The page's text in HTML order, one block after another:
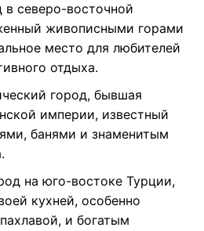
в северо-восточной
живописными горами
место для любителей
отдыха.
город, бывшая
империи, известный
банями и знаменитым
на юго-востоке Турции,
кухней, особенно
и богатым